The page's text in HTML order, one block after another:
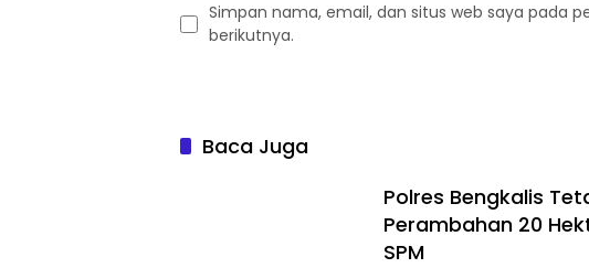
Simpan nama, email, dan situs web saya pada
berikutnya.
Baca Juga
Polres Bengkalis
Perambahan 20
SPM